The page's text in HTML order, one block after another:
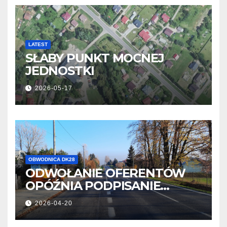
LATEST
SŁABY PUNKT MOCNEJ
JEDNOSTKI
2026-05-17
OBWODNICA DK28
ODWOŁANIE OFERENTÓW
OPÓŹNIA PODPISANIE
UMOWY
2026-04-20